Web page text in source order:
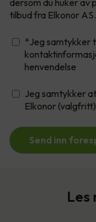
tilbud fra Elkonor AS.
*Jeg samtykker
henvendelse
Jeg samtykker
Elkonor (valgfritt)
Send inn
Les